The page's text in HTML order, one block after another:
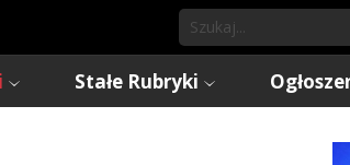
Stałe Rubryki